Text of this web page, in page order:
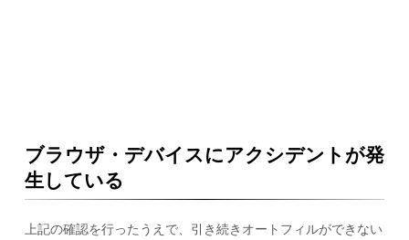
ブラウザ・デバイスにアクシデントが発
生している
上記の確認を行ったうえで、引き続きオートフィルができない